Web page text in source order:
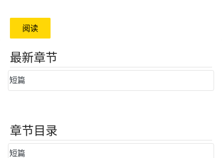
阅读
最新章节
短篇
章节目录
短篇